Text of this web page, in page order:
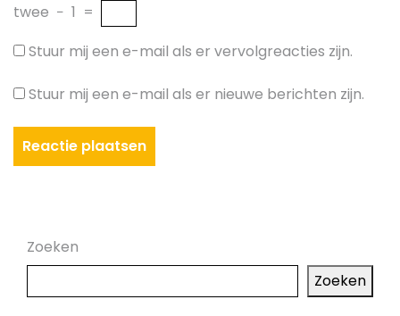
twee − 1 =
Stuur mij een e-mail als er vervolgreacties zijn.
Stuur mij een e-mail als er nieuwe berichten zijn.
Zoeken
Zoeken